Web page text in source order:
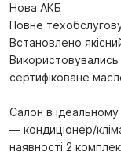
Нова АКБ
Повне
Встановлено
Використовувались
сертифіковане
Салон в
— кондиціонер/
наявності 2